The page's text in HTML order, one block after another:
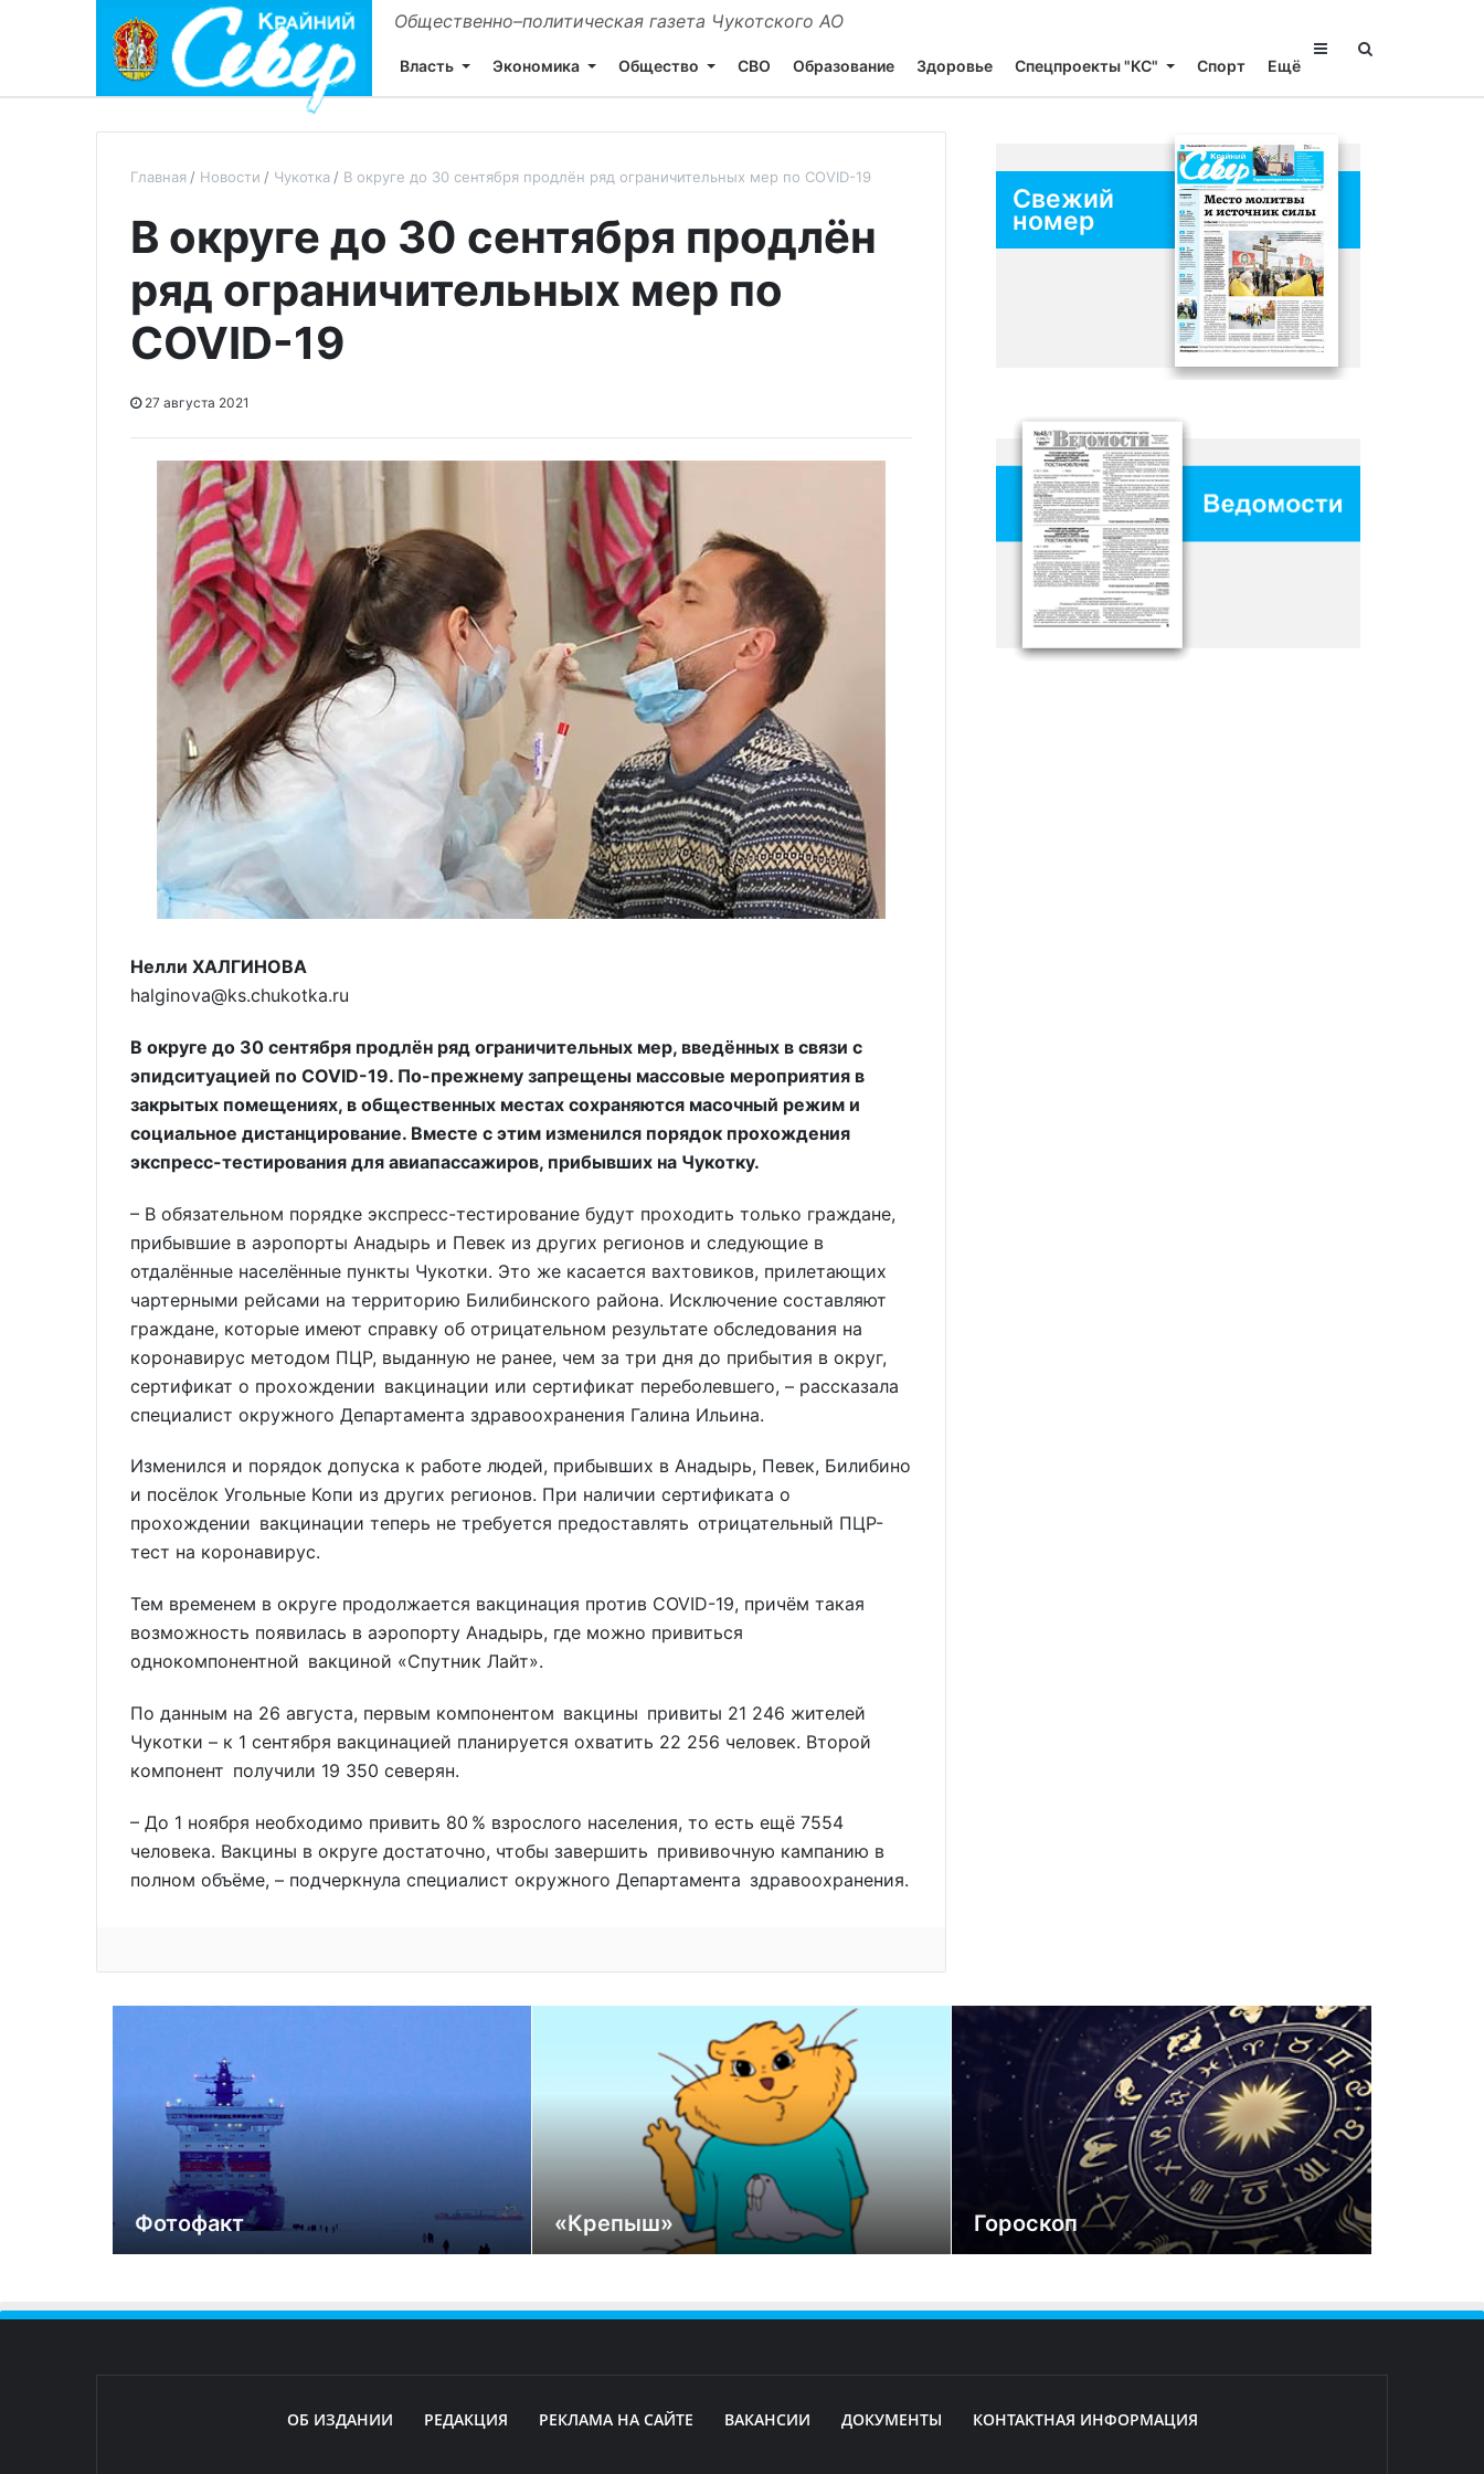
Общественно–политическая газета Чукотского АО
Власть Экономика Общество СВО Образование Здоровье Спецпроекты "КС" Спорт Ещё
Главная Новости Чукотка В округе до 30 сентября продлён ряд ограничительных мер по COVID-19
В округе до 30 сентября продлён
ряд ограничительных мер по
COVID-19
27 августа 2021
Нелли ХАЛГИНОВА
halginova@ks.chukotka.ru
В округе до 30 сентября продлён ряд ограничительных мер, введённых в связи с
эпидситуацией по COVID-19. По-прежнему запрещены массовые мероприятия в
закрытых помещениях, в общественных местах сохраняются масочный режим и
социальное дистанцирование. Вместе с этим изменился порядок прохождения
экспресс-тестирования для авиапассажиров, прибывших на Чукотку.
– В обязательном порядке экспресс-тестирование будут проходить только граждане,
прибывшие в аэропорты Анадырь и Певек из других регионов и следующие в
отдалённые населённые пункты Чукотки. Это же касается вахтовиков, прилетающих
чартерными рейсами на территорию Билибинского района. Исключение составляют
граждане, которые имеют справку об отрицательном результате обследования на
коронавирус методом ПЦР, выданную не ранее, чем за три дня до прибытия в округ,
сертификат о прохождении вакцинации или сертификат переболевшего, – рассказала
специалист окружного Департамента здравоохранения Галина Ильина.
Изменился и порядок допуска к работе людей, прибывших в Анадырь, Певек, Билибино
и посёлок Угольные Копи из других регионов. При наличии сертификата о
прохождении вакцинации теперь не требуется предоставлять отрицательный ПЦР-
тест на коронавирус.
Тем временем в округе продолжается вакцинация против COVID-19, причём такая
возможность появилась в аэропорту Анадырь, где можно привиться
однокомпонентной вакциной «Спутник Лайт».
По данным на 26 августа, первым компонентом вакцины привиты 21 246 жителей
Чукотки – к 1 сентября вакцинацией планируется охватить 22 256 человек. Второй
компонент получили 19 350 северян.
– До 1 ноября необходимо привить 80 % взрослого населения, то есть ещё 7554
человека. Вакцины в округе достаточно, чтобы завершить прививочную кампанию в
полном объёме, – подчеркнула специалист окружного Департамента здравоохранения.
Свежий
номер
Фотофакт «Крепыш» Гороскоп
ОБ ИЗДАНИИ РЕДАКЦИЯ РЕКЛАМА НА САЙТЕ ВАКАНСИИ ДОКУМЕНТЫ КОНТАКТНАЯ ИНФОРМАЦИЯ